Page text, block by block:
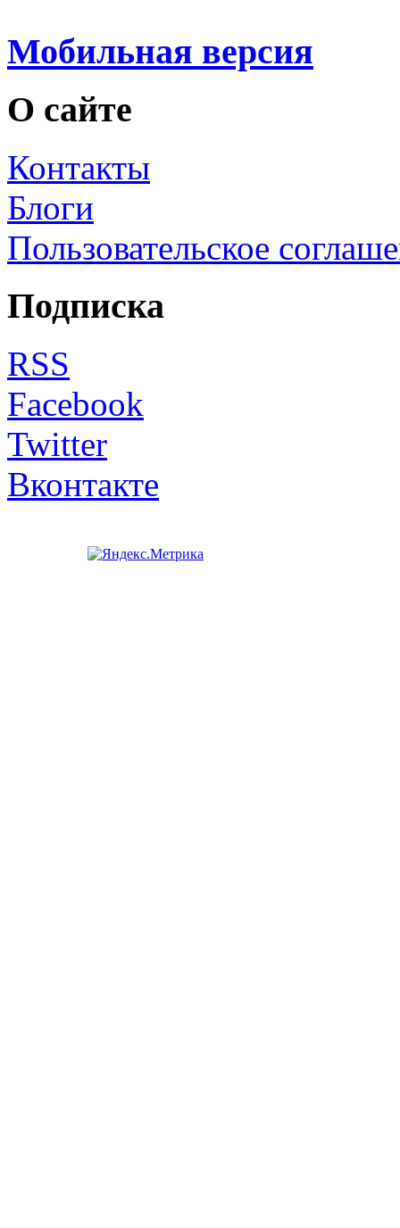
Мобильная версия
О сайте
Контакты
Блоги
Пользовательское
Подписка
RSS
Facebook
Twitter
Вконтакте